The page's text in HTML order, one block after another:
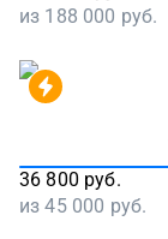
из 188 000 руб.
36 800 руб.
из45 000 руб.